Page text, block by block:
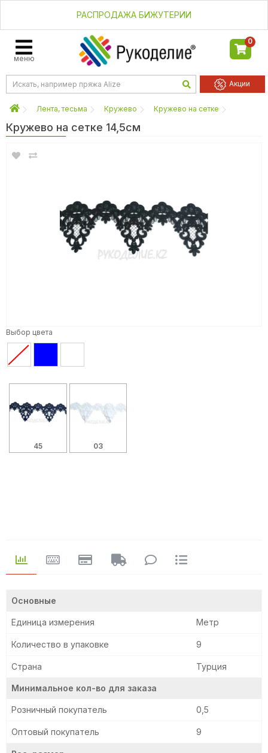
РАСПРОДАЖА БИЖУТЕРИИ
меню
0
Акции
Лента, тесьма Кружево Кружево на сетке
Кружево на сетке 14,5см
Основные
Единица измерения Метр
Количество в упаковке 9
Страна Турция
Минимальное кол-во для заказа
Розничный покупатель 0,5
Оптовый покупатель 9
Выбор цвета
45 03